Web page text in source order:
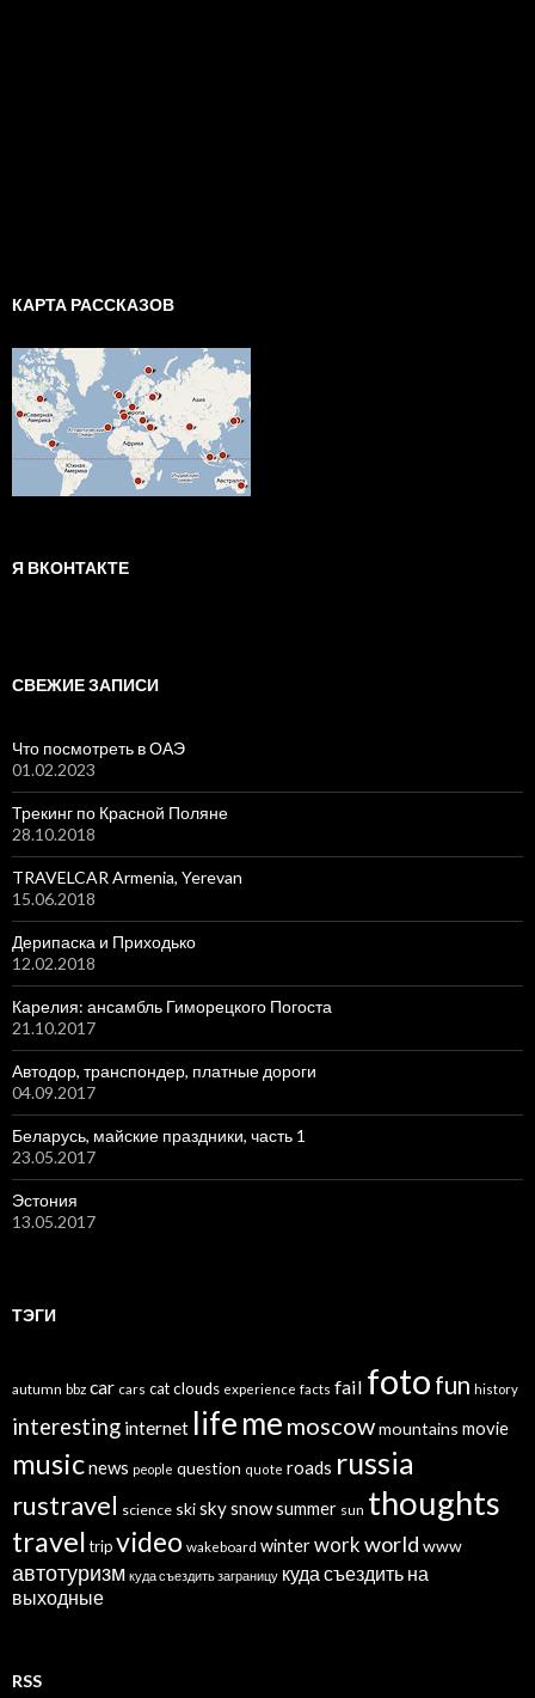
КАРТА РАССКАЗОВ
Я ВКОНТАКТЕ
СВЕЖИЕ ЗАПИСИ
Что посмотреть в ОАЭ
01.02.2023
Трекинг по Красной Поляне
28.10.2018
TRAVELCAR Armenia, Yerevan
15.06.2018
Дерипаска и Приходько
12.02.2018
Карелия: ансамбль Гиморецкого Погоста
21.10.2017
Автодор, транспондер, платные дороги
04.09.2017
Беларусь, майские праздники, часть 1
23.05.2017
Эстония
13.05.2017
ТЭГИ
autumn bbz car cars catclouds experience facts fail foto fun history
interesting internet lifeme moscowmountains movie
musicnews people question quote roads russia
rustravel science skiskysnowsummer sun thoughts
travel tripvideo wakeboard winterwork world www
автотуризм куда съездить заграницу куда съездить на
выходные
RSS